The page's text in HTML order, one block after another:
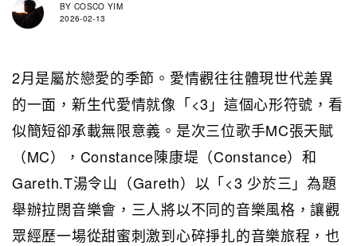
BY COSCO YIM
2026-02-13
2月是屬於戀愛的季節。愛情觀往往體現世代差異
的一面，新生代愛情就像「<3」這個心形符號，看
似簡短卻承載無限意義。是次三位歌手MC張天賦
（MC），Constance陳康堤（Constance）和
Gareth.T湯令山（Gareth）以「<3 少於三」為題
舉辦拉闊音樂會，三人將以不同的音樂風格，讓觀
眾經歷一場從甜蜜刺激到心碎掙扎的音樂旅程，也